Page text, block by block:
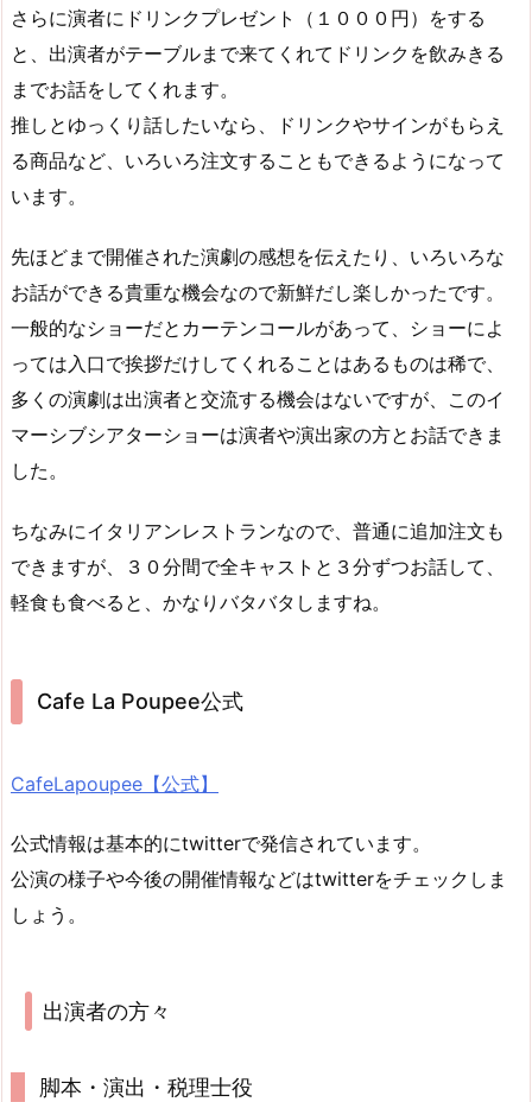
さらに演者にドリンクプレゼント（１０００円）をする
と、出演者がテーブルまで来てくれてドリンクを飲みきる
までお話をしてくれます。
推しとゆっくり話したいなら、ドリンクやサインがもらえ
る商品など、いろいろ注文することもできるようになって
います。
先ほどまで開催された演劇の感想を伝えたり、いろいろな
お話ができる貴重な機会なので新鮮だし楽しかったです。
一般的なショーだとカーテンコールがあって、ショーによ
っては入口で挨拶だけしてくれることはあるものは稀で、
多くの演劇は出演者と交流する機会はないですが、このイ
マーシブシアターショーは演者や演出家の方とお話できま
した。
ちなみにイタリアンレストランなので、普通に追加注文も
できますが、３０分間で全キャストと３分ずつお話して、
軽食も食べると、かなりバタバタしますね。
Cafe La Poupee公式
CafeLapoupee【公式】
公式情報は基本的にtwitterで発信されています。
公演の様子や今後の開催情報などはtwitterをチェックしま
しょう。
出演者の方々
脚本・演出・税理士役